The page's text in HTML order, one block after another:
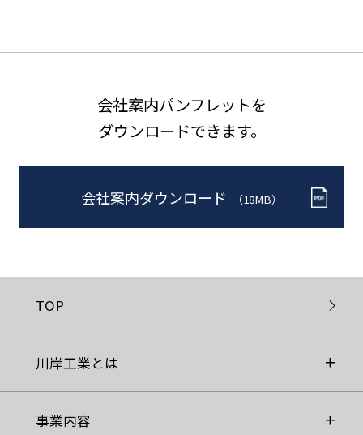
会社案内パンフレットを
ダウンロードできます。
会社案内ダウンロード （18MB）
TOP
川岸工業とは
事業内容